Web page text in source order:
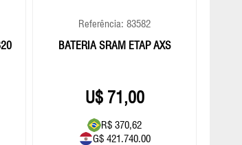
Referência: 83582
BATERIA SRAM ETAP AXS
71,00
R$ 370,62
G$ 421.740.00